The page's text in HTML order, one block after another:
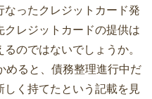
ったクレジットカード発
レジットカードの提供は
のではないでしょうか。
めると、債務整理進行中だ
しく持てたという記載を見